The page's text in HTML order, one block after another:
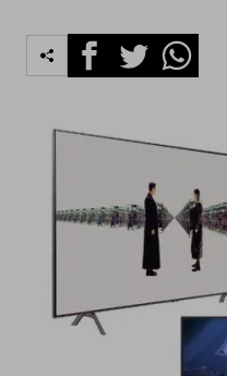
FacebookTwitterWhatsapp